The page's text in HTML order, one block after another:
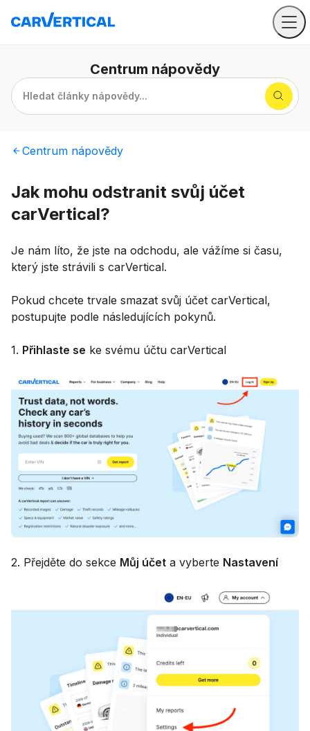
Centrum nápovědy
Hledat články nápovědy...
Centrum nápovědy
Jak mohu odstranit svůj účet
carVertical?
Je nám líto, že jste na odchodu, ale vážíme si času,
který jste strávili s carVertical.
Pokud chcete trvale smazat svůj účet carVertical,
postupujte podle následujících pokynů.
1. Přihlaste se ke svému účtu carVertical
2. Přejděte do sekce Můj účet a vyberte Nastavení